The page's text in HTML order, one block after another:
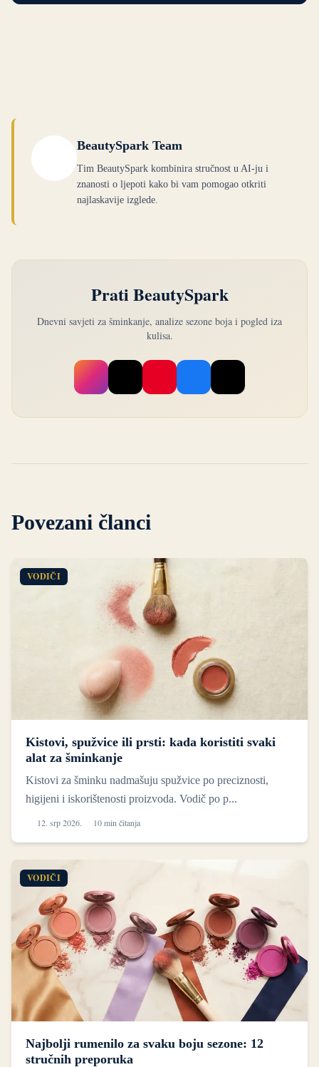
BeautySpark Team
Tim BeautySpark kombinira stručnost u AI-ju i
znanosti o ljepoti kako bi vam pomogao otkriti
najlaskavije izglede.
Prati BeautySpark
Dnevni savjeti za šminkanje, analize sezone boja i pogled iza
kulisa.
Povezani članci
VODIČI
Kistovi, spužvice ili prsti: kada koristiti svaki
alat za šminkanje
Kistovi za šminku nadmašuju spužvice po preciznosti,
higijeni i iskorištenosti proizvoda. Vodič po p...
12. srp 2026. 10 min čitanja
VODIČI
Najbolji rumenilo za svaku boju sezone: 12
stručnih preporuka